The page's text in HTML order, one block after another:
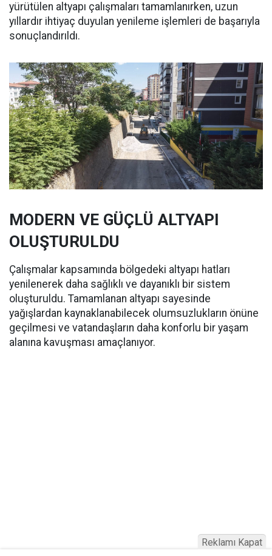
yürütülen altyapı çalışmaları tamamlanırken, uzun
yıllardır ihtiyaç duyulan yenileme işlemleri de başarıyla
sonuçlandırıldı.
MODERN VE GÜÇLÜ ALTYAPI
OLUŞTURULDU
Çalışmalar kapsamında bölgedeki altyapı hatları
yenilenerek daha sağlıklı ve dayanıklı bir sistem
oluşturuldu. Tamamlanan altyapı sayesinde
yağışlardan kaynaklanabilecek olumsuzlukların önüne
geçilmesi ve vatandaşların daha konforlu bir yaşam
alanına kavuşması amaçlanıyor.
Reklamı Kapat